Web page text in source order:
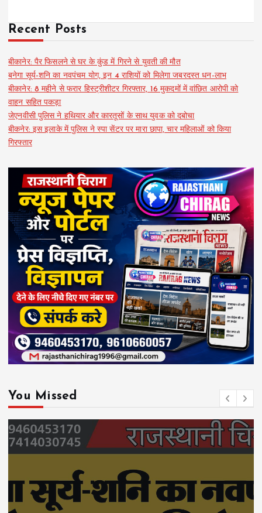
Recent Posts
बीकानेर: पैर फिसलने से घर के कुंड में गिरने से युवती की मौत
बनेगा सूर्य-शनि का नवपंचम योग, इन 4 राशियों को मिलेगा जबरदस्त धन-लाभ
बीकानेर: 8 महीने से फरार हिस्ट्रीशीटर गिरफ्तार, 16 मुकदमों में वांछित आरोपी को
वाहन सहित पकड़ा
जेएनवीसी पुलिस ने हथियार और कारतूसों के साथ युवक को दबोचा
बीकनेर: इस इलाके में पुलिस ने स्पा सेंटर पर मारा छापा, चार महिलाओं को किया
गिरफ्तार
You Missed